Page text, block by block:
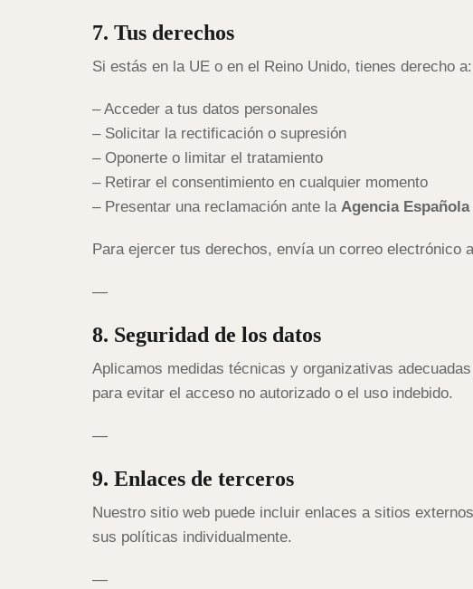
7. Tus derechos
Si estás en la UE o en el Reino Unido, tienes derecho a:
– Acceder a tus datos personales
– Solicitar la rectificación o supresión
– Oponerte o limitar el tratamiento
– Retirar el consentimiento en cualquier momento
– Presentar una reclamación ante la Agencia
Para ejercer tus derechos, envía un correo electrónico
—
8. Seguridad de los datos
Aplicamos medidas técnicas y organizativas
para evitar el acceso no autorizado o el uso indebido.
—
9. Enlaces de terceros
Nuestro sitio web puede incluir enlaces a sitios
sus políticas individualmente.
—